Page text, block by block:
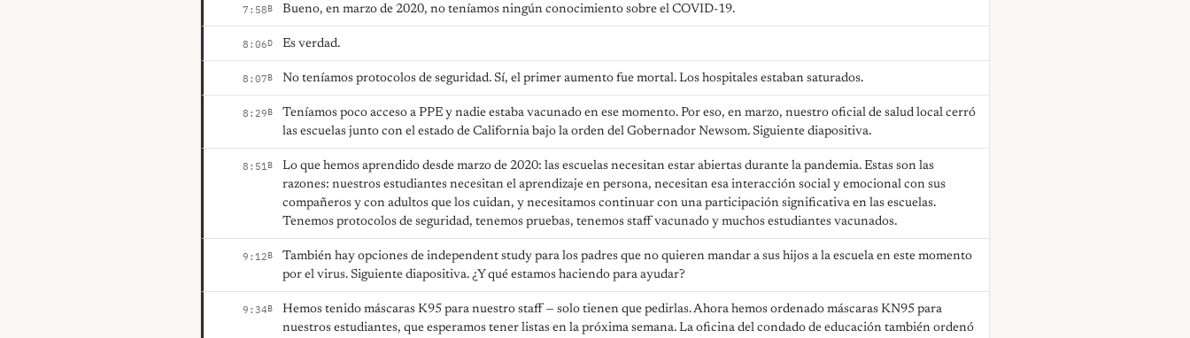
7:58B Bueno, en marzo de 2020, no teníamos ningún conocimiento sobre el COVID-19.
8:06D Es verdad.
8:07B No teníamos protocolos de seguridad. Sí, el primer aumento fue mortal. Los hospitales estaban saturados.
8:29B
Teníamos poco acceso a PPE y nadie estaba vacunado en ese momento. Por eso, en marzo, nuestro oficial de salud local cerró
las escuelas junto con el estado de California bajo la orden del Gobernador Newsom. Siguiente diapositiva.
8:51B
Lo que hemos aprendido desde marzo de 2020: las escuelas necesitan estar abiertas durante la pandemia. Estas son las
razones: nuestros estudiantes necesitan el aprendizaje en persona, necesitan esa interacción social y emocional con sus
compañeros y con adultos que los cuidan, y necesitamos continuar con una participación significativa en las escuelas.
Tenemos protocolos de seguridad, tenemos pruebas, tenemos staff vacunado y muchos estudiantes vacunados.
9:12B
También hay opciones de independent study para los padres que no quieren mandar a sus hijos a la escuela en este momento
por el virus. Siguiente diapositiva. ¿Y qué estamos haciendo para ayudar?
9:34B
Hemos tenido máscaras K95 para nuestro staff — solo tienen que pedirlas. Ahora hemos ordenado máscaras KN95 para
nuestros estudiantes, que esperamos tener listas en la próxima semana. La oficina del condado de educación también ordenó